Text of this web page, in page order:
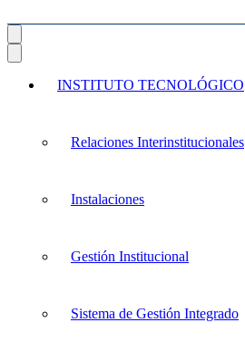
INSTITUTO TECNOLÓGICO
Relaciones Interinstitucionales
Instalaciones
Gestión Institucional
Sistema de Gestión Integrado